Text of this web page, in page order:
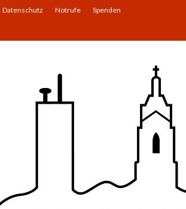
Datenschutz Notrufe Spenden